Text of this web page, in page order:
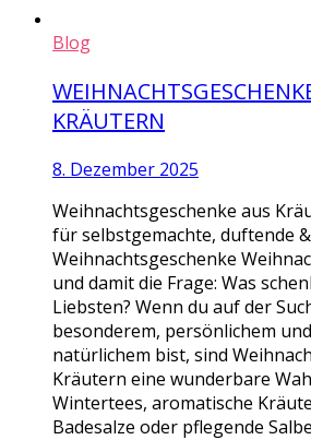
Blog
KRÄUTERN
8. Dezember 2025
Weihnachtsgeschenke aus
für selbstgemachte, duftende
Weihnachtsgeschenke
und damit die Frage: Was
Liebsten? Wenn du auf der
besonderem, persönlichem
natürlichem bist, sind
Kräutern eine wunderbare
Wintertees, aromatische
Badesalze oder pflegende